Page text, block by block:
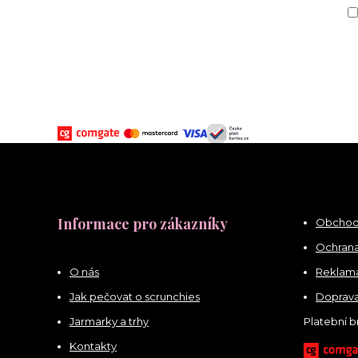
Informace pro zákazníky
O nás
Jak pečovat o scrunchies
Jarmarky a trhy
Kontakty
Platební